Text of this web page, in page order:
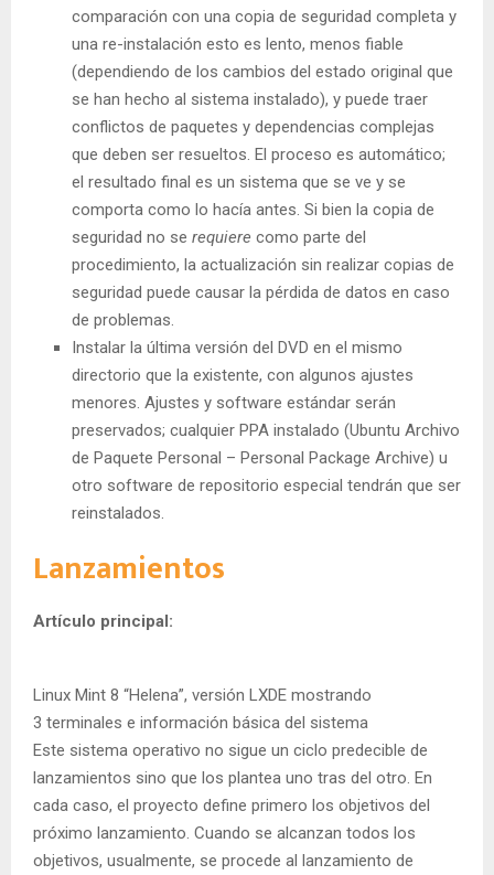
comparación con una copia de seguridad completa y
una re-instalación esto es lento, menos fiable
(dependiendo de los cambios del estado original que
se han hecho al sistema instalado), y puede traer
conflictos de paquetes y dependencias complejas
que deben ser resueltos. El proceso es automático;
el resultado final es un sistema que se ve y se
comporta como lo hacía antes. Si bien la copia de
seguridad no se requiere como parte del
procedimiento, la actualización sin realizar copias de
seguridad puede causar la pérdida de datos en caso
de problemas.
Instalar la última versión del DVD en el mismo
directorio que la existente, con algunos ajustes
menores. Ajustes y software estándar serán
preservados; cualquier PPA instalado (Ubuntu Archivo
de Paquete Personal – Personal Package Archive) u
otro software de repositorio especial tendrán que ser
reinstalados.
Lanzamientos
Artículo principal:
Linux Mint 8 “Helena”, versión LXDE mostrando
3 terminales e información básica del sistema
Este sistema operativo no sigue un ciclo predecible de
lanzamientos sino que los plantea uno tras del otro. En
cada caso, el proyecto define primero los objetivos del
próximo lanzamiento. Cuando se alcanzan todos los
objetivos, usualmente, se procede al lanzamiento de